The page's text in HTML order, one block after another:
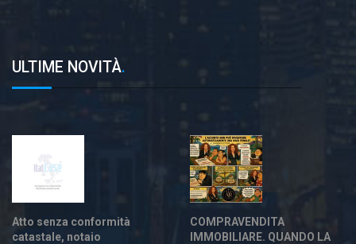
ULTIME NOVITÀ.
Atto senza conformità
catastale, notaio
COMPRAVENDITA
IMMOBILIARE. QUANDO LA